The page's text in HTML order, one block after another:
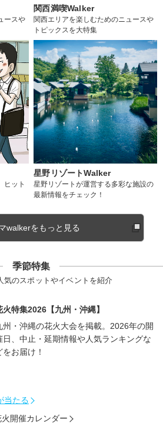
ースや
関西満喫Walker
関西エリアを楽しむためのニュースや
トピックスを大特集
ヒット
星野リゾートWalker
星野リゾートが運営する多彩な施設の
最新情報をチェック！
walkerをもっと見る
季節特集
気のスポットやイベントを紹介
火特集2026【九州・沖縄】
州・沖縄の花火大会を掲載。2026年の開
日、中止・延期情報や人気ランキングな
をお届け！
当たる
開催カレンダー